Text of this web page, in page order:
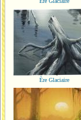
Ère Glaciaire